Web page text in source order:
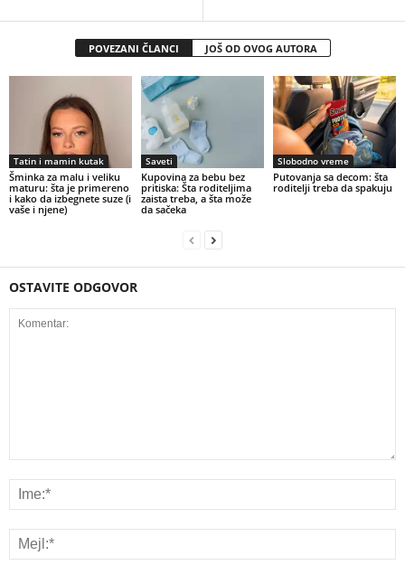
POVEZANI ČLANCI JOŠ OD OVOG AUTORA
Tatin i mamin kutak
Šminka za malu i veliku
maturu: šta je primereno
i kako da izbegnete suze (i
vaše i njene)
Saveti
Kupovina za bebu bez
pritiska: Šta roditeljima
zaista treba, a šta može
da sačeka
Slobodno vreme
Putovanja sa decom: šta
roditelji treba da spakuju
OSTAVITE ODGOVOR